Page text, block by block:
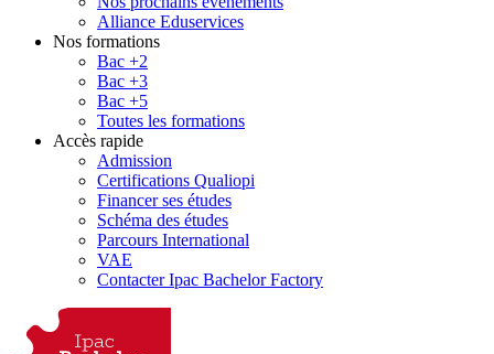
Alliance Eduservices
Nos formations
Bac +2
Bac +3
Bac +5
Toutes les formations
Accès rapide
Admission
Certifications Qualiopi
Financer ses études
Schéma des études
Parcours International
VAE
Contacter Ipac Bachelor Factory